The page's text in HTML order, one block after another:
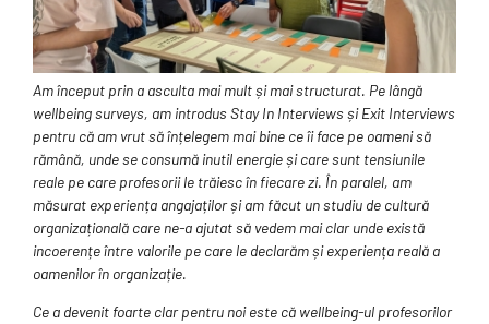
Am început prin a asculta mai mult și mai structurat. Pe lângă
wellbeing surveys, am introdus Stay In Interviews și Exit Interviews
pentru că am vrut să înțelegem mai bine ce îi face pe oameni să
rămână, unde se consumă inutil energie și care sunt tensiunile
reale pe care profesorii le trăiesc în fiecare zi. În paralel, am
măsurat experiența angajaților și am făcut un studiu de cultură
organizațională care ne-a ajutat să vedem mai clar unde există
incoerențe între valorile pe care le declarăm și experiența reală a
oamenilor în organizație.
Ce a devenit foarte clar pentru noi este că wellbeing-ul profesorilor